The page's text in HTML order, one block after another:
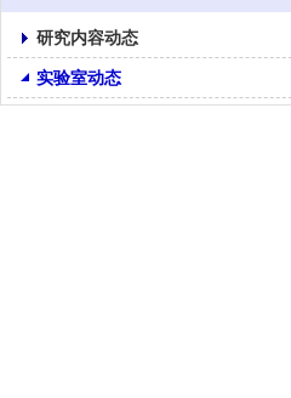
研究内容动态
实验室动态